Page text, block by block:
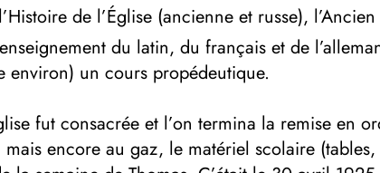
de l’Église (ancienne et russe),
du latin, du français et de
environ) un cours propédeutique.
fut consacrée et l’on termina la remise en
mais encore au gaz, le matériel scolaire